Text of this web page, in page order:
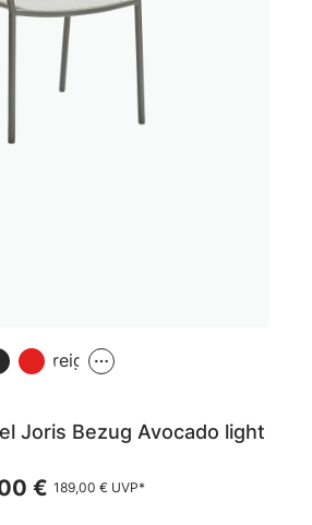
Greige
Joris Bezug Avocado light
€ 189,00 € UVP*